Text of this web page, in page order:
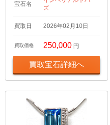
宝石名
ズ
買取日 2026年02月10日
買取価格 250,000 円
買取宝石詳細へ